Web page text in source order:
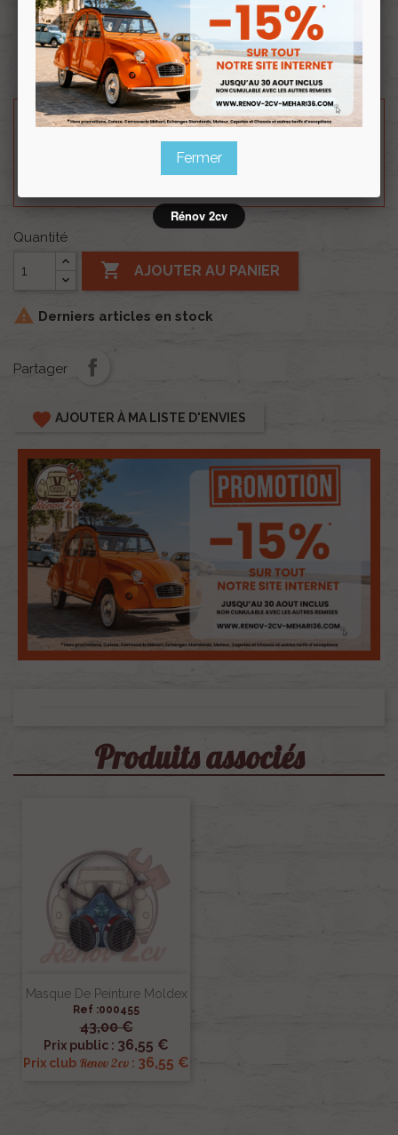
Disponible en taille M, L et XL.
Besoin d'un renseignement technique sur le produit
? N'hésitez pas à contacter notre service
0254 277 154ou par mail à
renov2cv.technique@gmail.com
Quantité
 AJOUTER AU PANIER
 Derniers articles en stock
Partager
favorite AJOUTER À MA LISTE D'ENVIES
Produits associés
Masque De Peinture Moldex
Ref :000455
43,00 €
Prix public : 36,55 €
Prix club Renov 2cv : 36,55 €
Fermer
Rénov 2cv